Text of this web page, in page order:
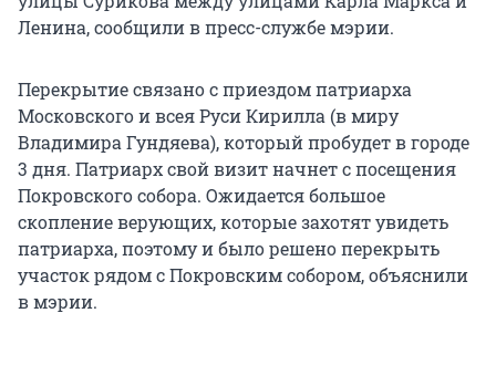
Ленина, сообщили в пресс-службе мэрии.
Перекрытие связано с приездом патриарха
Московского и всея Руси Кирилла (в миру
Владимира Гундяева), который пробудет в городе
3 дня. Патриарх свой визит начнет с посещения
Покровского собора. Ожидается большое
скопление верующих, которые захотят увидеть
патриарха, поэтому и было решено перекрыть
участок рядом с Покровским собором, объяснили
в мэрии.